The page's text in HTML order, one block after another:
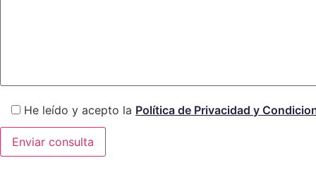
He leído y acepto la Política de Privacidad y